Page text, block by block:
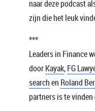
naar deze podcast
zijn die het leuk
***
Leaders in Finance
doorKayak,FG
searchen Roland
partners is te vinden